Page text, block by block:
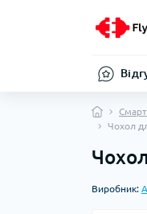
Чохол
Виробник: